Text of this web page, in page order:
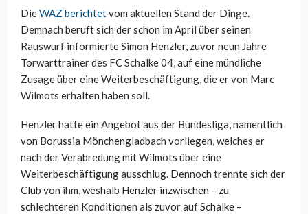
DieWAZ berichtetvom aktuellen Stand der Dinge.
Demnach beruft sich der schon im April über seinen
Rauswurf informierte Simon Henzler, zuvor neun Jahre
Torwarttrainer des FC Schalke 04, auf eine mündliche
Zusage über eine Weiterbeschäftigung, die er von Marc
Wilmots erhalten haben soll.
Henzler hatte ein Angebot aus der Bundesliga, namentlich
von Borussia Mönchengladbach vorliegen, welches er
nach der Verabredung mit Wilmots über eine
Weiterbeschäftigung ausschlug. Dennoch trennte sich der
Club von ihm, weshalb Henzler inzwischen – zu
schlechteren Konditionen als zuvor auf Schalke –